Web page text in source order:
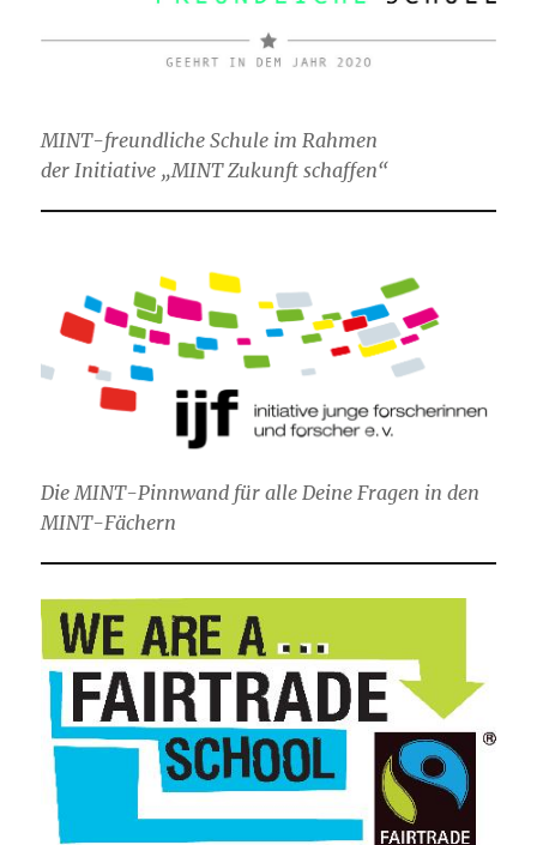
MINT-freundliche Schule im Rahmen
der Initiative „MINT Zukunft schaffen“
Die MINT-Pinnwand für alle Deine Fragen in den
MINT-Fächern